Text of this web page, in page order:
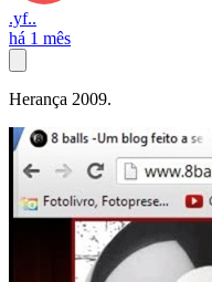
.yf..
há 1 mês
Herança 2009.